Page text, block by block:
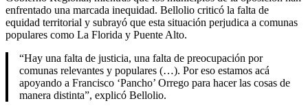
enfrentado una marcada inequidad. Bellolio criticó la falta de
equidad territorial y subrayó que esta situación perjudica a comunas
populares como La Florida y Puente Alto.
“Hay una falta de justicia, una falta de preocupación por
comunas relevantes y populares (…). Por eso estamos acá
apoyando a Francisco ‘Pancho’ Orrego para hacer las cosas de
manera distinta”, explicó Bellolio.